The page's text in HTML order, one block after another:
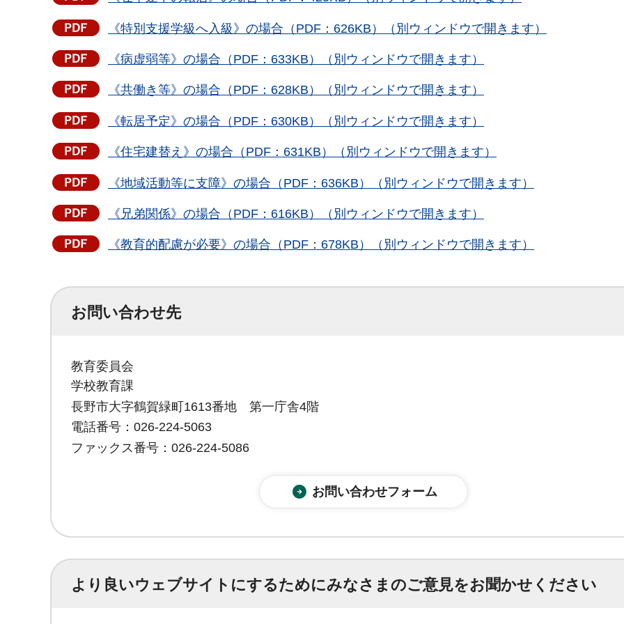
《特別支援学級へ入級》の場合（PDF：626KB）（別ウィンドウで開きます）
《病虚弱等》の場合（PDF：633KB）（別ウィンドウで開きます）
《共働き等》の場合（PDF：628KB）（別ウィンドウで開きます）
《転居予定》の場合（PDF：630KB）（別ウィンドウで開きます）
《住宅建替え》の場合（PDF：631KB）（別ウィンドウで開きます）
《地域活動等に支障》の場合（PDF：636KB）（別ウィンドウで開きます）
《兄弟関係》の場合（PDF：616KB）（別ウィンドウで開きます）
《教育的配慮が必要》の場合（PDF：678KB）（別ウィンドウで開きます）
お問い合わせ先
教育委員会
学校教育課
長野市大字鶴賀緑町1613番地 第一庁舎4階
電話番号：026-224-5063
ファックス番号：026-224-5086
より良いウェブサイトにするためにみなさまのご意見をお聞かせください